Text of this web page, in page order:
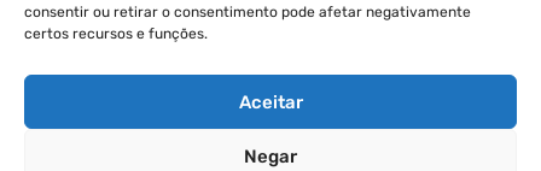
consentir ou retirar o consentimento pode afetar negativamente
certos recursos e funções.
Aceitar
Negar
INSIGHTS & OPINIÃO
A Guerra Dos Datacenters:
Quais Os Problemas?